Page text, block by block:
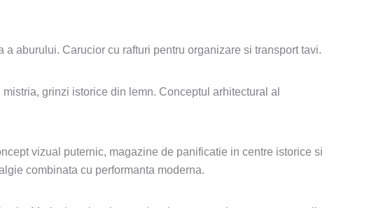
aburului. Carucior cu rafturi pentru organizare si transport tavi.
grinzi istorice din lemn. Conceptul arhitectural al
vizual puternic, magazine de panificatie in centre istorice si
combinata cu performanta moderna.